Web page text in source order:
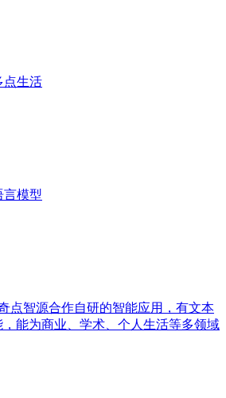
点生活
言模型
点智源合作自研的智能应用，有文本
能为商业、学术、个人生活等多领域